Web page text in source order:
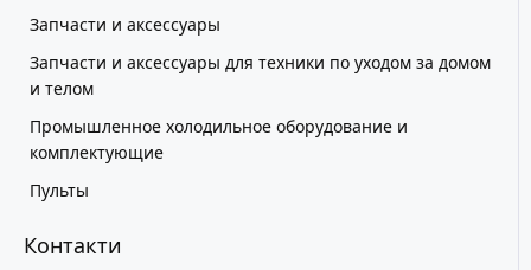
Запчасти и аксессуары
Запчасти и аксессуары для техники по уходом за домом
и телом
Промышленное холодильное оборудование и
комплектующие
Пульты
Контакти